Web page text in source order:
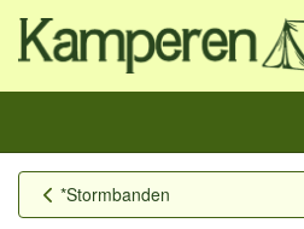
*Stormbanden